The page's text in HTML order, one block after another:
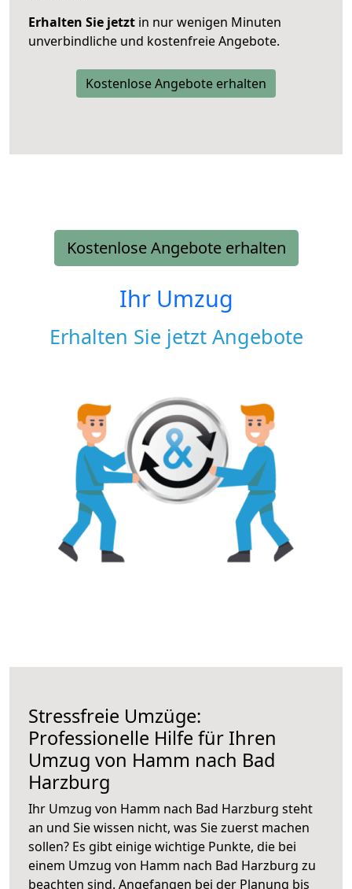
Erhalten Sie jetzt in nur wenigen Minuten
unverbindliche und kostenfreie Angebote.
Kostenlose Angebote erhalten
Kostenlose Angebote erhalten
Ihr Umzug
Erhalten Sie jetzt Angebote
Stressfreie Umzüge:
Professionelle Hilfe für Ihren
Umzug von Hamm nach Bad
Harzburg
Ihr Umzug von Hamm nach Bad Harzburg steht
an und Sie wissen nicht, was Sie zuerst machen
sollen? Es gibt einige wichtige Punkte, die bei
einem Umzug von Hamm nach Bad Harzburg zu
beachten sind. Angefangen bei der Planung bis